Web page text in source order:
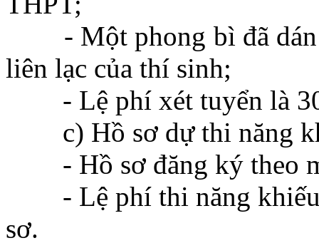
- Một phong bì đã dán
liên lạc của thí sinh;
- Lệ phí xét tuyển là
c) Hồ sơ dự thi năng
- Hồ sơ đăng ký theo
- Lệ phí thi năng khiếu
sơ.